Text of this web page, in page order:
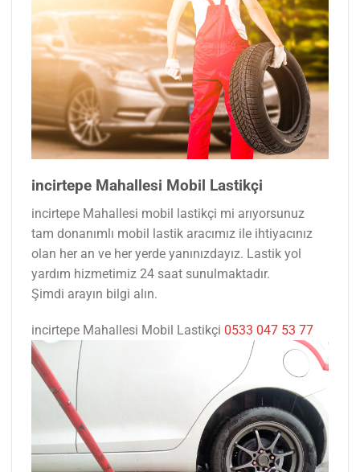
incirtepe Mahallesi Mobil Lastikçi
incirtepe Mahallesi mobil lastikçi mi arıyorsunuz
tam donanımlı mobil lastik aracımız ile ihtiyacınız
olan her an ve her yerde yanınızdayız. Lastik yol
yardım hizmetimiz 24 saat sunulmaktadır.
Şimdi arayın bilgi alın.
incirtepe Mahallesi Mobil Lastikçi 0533 047 53 77